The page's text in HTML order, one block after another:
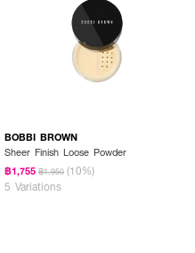
BOBBI BROWN
Sheer Finish Loose Powder
฿1,755 ฿1,950 (10%)
5 Variations